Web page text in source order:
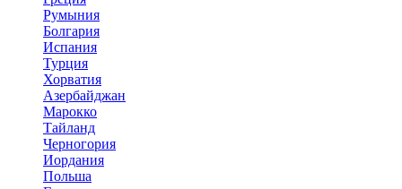
Румыния
Болгария
Испания
Турция
Хорватия
Азербайджан
Марокко
Тайланд
Черногория
Иордания
Польша